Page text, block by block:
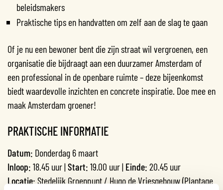
beleidsmakers
Praktische tips en handvatten om zelf aan de slag te gaan
Of je nu een bewoner bent die zijn straat wil vergroenen, een
organisatie die bijdraagt aan een duurzamer Amsterdam of
een professional in de openbare ruimte – deze bijeenkomst
biedt waardevolle inzichten en concrete inspiratie. Doe mee en
maak Amsterdam groener!
PRAKTISCHE INFORMATIE
Datum: Donderdag 6 maart
Inloop: 18.45 uur |Start: 19.00 uur | Einde: 20.45 uur
Locatie: Stedelijk Groenpunt / Hugo de Vriesgebouw (Plantage